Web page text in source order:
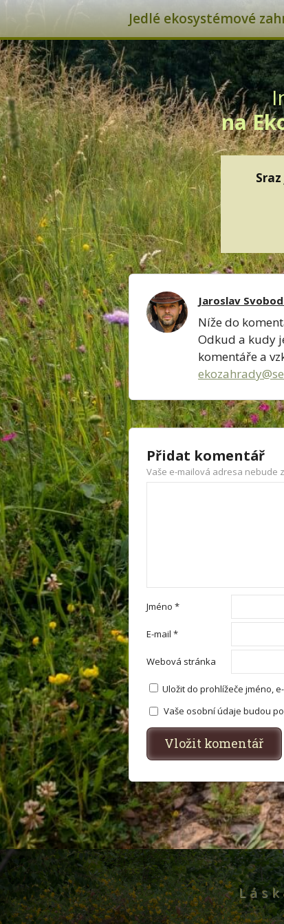
Jedlé ekosystémové
na
Jaroslav
Níže do
Odkud a kudy
komentáře a
Přidat komentář
Vaše e-mailová adresa nebude
Jméno *
E-mail *
Webová stránka
Uložit do prohlížeče jméno,
Vaše osobní údaje budou